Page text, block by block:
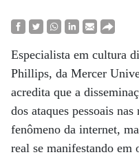
Especialista em cultura
Phillips, da Mercer
acredita que a
dos ataques pessoais
fenômeno da internet,
real se manifestando em